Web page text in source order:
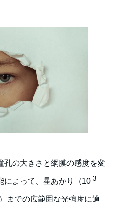
孔の大きさと網膜の感度を変
によって、星あかり（10-3
までの広範囲な光強度に適